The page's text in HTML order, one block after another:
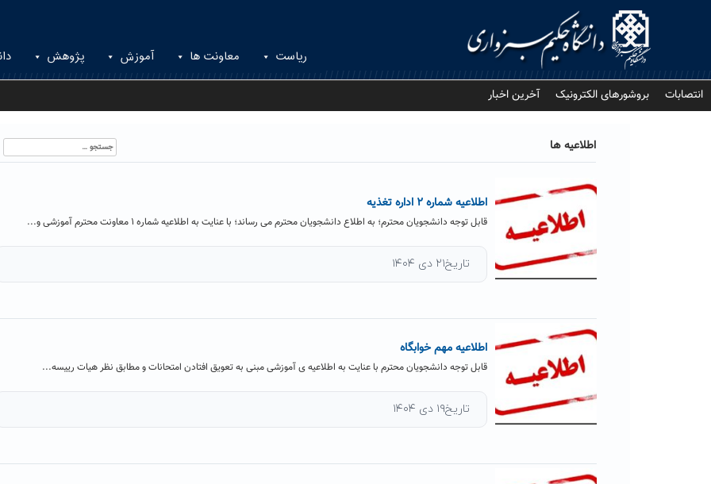
ریاست معاونت ها آموزش پژوهش
انتصابات بروشورهای الکترونیک آخرین اخبار
اطلاعیه ها
جستجو
برای:
اطلاعیه شماره ۲ اداره تغذیه
قابل توجه دانشجویان محترم؛ به اطلاع دانشجویان محترم می رساند؛ با عنایت به اطلاعیه شماره ۱ معاونت محترم آموزشی و...
تاریخ۲۱ دی ۱۴۰۴
اطلاعیه مهم خوابگاه
قابل توجه دانشجویان محترم با عنایت به اطلاعیه ی آموزشی مبنی به تعویق افتادن امتحانات و مطابق نظر هیات رییسه...
تاریخ۱۹ دی ۱۴۰۴